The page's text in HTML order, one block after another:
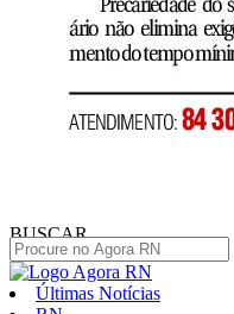
BUSCAR
Últimas Notícias